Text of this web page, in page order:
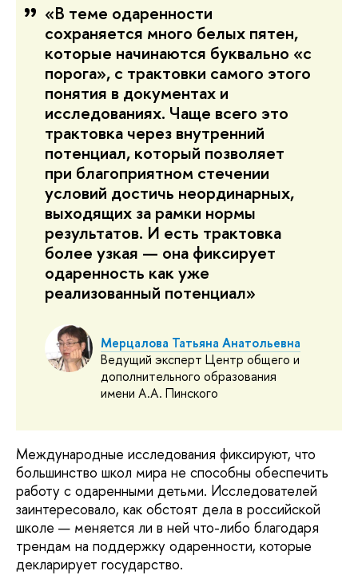
«В теме одаренности
сохраняется много белых пятен,
которые начинаются буквально «с
порога», с трактовки самого этого
понятия в документах и
исследованиях. Чаще всего это
трактовка через внутренний
потенциал, который позволяет
при благоприятном стечении
условий достичь неординарных,
выходящих за рамки нормы
результатов. И есть трактовка
более узкая — она фиксирует
одаренность как уже
реализованный потенциал»
Мерцалова Татьяна Анатольевна
Ведущий эксперт Центр общего и
дополнительного образования
имени А.А. Пинского
Международные исследования фиксируют, что
большинство школ мира не способны обеспечить
работу с одаренными детьми. Исследователей
заинтересовало, как обстоят дела в российской
школе — меняется ли в ней что-либо благодаря
трендам на поддержку одаренности, которые
декларирует государство.